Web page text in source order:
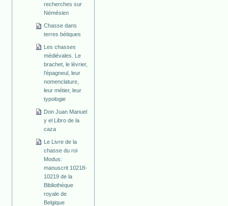
recherches sur
Némésien
Chasse dans
terres bétiques
Les chasses
médiévales. Le
brachet, le lévrier,
l’épagneul, leur
nomenclature,
leur métier, leur
typologie
Don Juan Manuel
y el Libro de la
caza
Le Livre de la
chasse du roi
Modus:
manuscrit 10218-
10219 de la
Bibliothèque
royale de
Belgique